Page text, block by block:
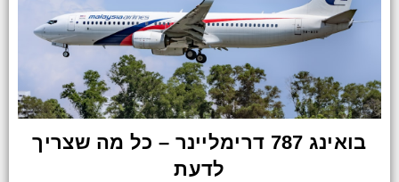
בואינג 787 דרימליינר – כל מה שצריך
לדעת